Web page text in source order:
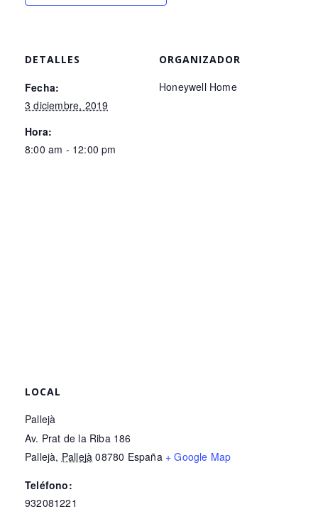
DETALLES
Fecha:
3 diciembre, 2019
Hora:
8:00 am - 12:00 pm
ORGANIZADOR
Honeywell Home
LOCAL
Pallejà
Av. Prat de la Riba 186
Pallejà, Pallejà 08780 España + Google Map
Teléfono:
932081221